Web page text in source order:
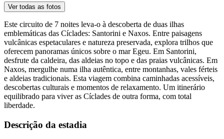
Ver todas as fotos
Este circuito de 7 noites leva-o à descoberta de duas ilhas
emblemáticas das Cíclades: Santorini e Naxos. Entre paisagens
vulcânicas espetaculares e natureza preservada, explora trilhos que
oferecem panoramas únicos sobre o mar Egeu. Em Santorini,
desfrute da caldeira, das aldeias no topo e das praias vulcânicas. Em
Naxos, mergulhe numa ilha autêntica, entre montanhas, vales férteis
e aldeias tradicionais. Esta viagem combina caminhadas acessíveis,
descobertas culturais e momentos de relaxamento. Um itinerário
equilibrado para viver as Cíclades de outra forma, com total
liberdade.
Descrição da estadia